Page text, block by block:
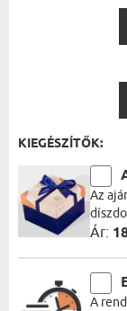
KIEGÉSZÍTŐK:
Az
Ár:
A